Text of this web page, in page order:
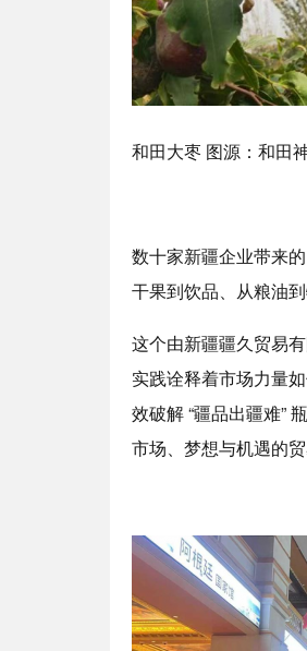
和田大枣 图源：和田
数十家新疆企业带来
干果到饮品、从粮油
这个由新疆疆久贸易
实践诠释着市场力量
效破解 “疆品出疆难”
市场、梦想与机遇的贸